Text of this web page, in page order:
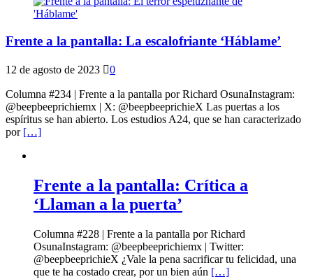
Frente a la pantalla: La escalofriante ‘Háblame’
12 de agosto de 2023 0
Columna #234 | Frente a la pantalla por Richard OsunaInstagram:
@beepbeeprichiemx | X: @beepbeeprichieX Las puertas a los
espíritus se han abierto. Los estudios A24, que se han caracterizado
por […]
Frente a la pantalla: Crítica a
‘Llaman a la puerta’
Columna #228 | Frente a la pantalla por Richard
OsunaInstagram: @beepbeeprichiemx | Twitter:
@beepbeeprichieX ¿Vale la pena sacrificar tu felicidad, una
que te ha costado crear, por un bien aún […]